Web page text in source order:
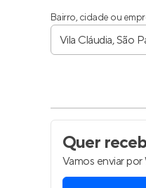
Bairro, cidade ou
Quer
Vamos enviar